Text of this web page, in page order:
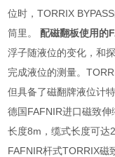
位时，TORRIX
筒里。
配磁翻板使用的
浮子随液位的变化，和
完成液位的测量。
但具备了磁翻牌液位计
德国FAFNIR进口磁致
长度8m，缆式长度可达
FAFNIR杆式TORRIX